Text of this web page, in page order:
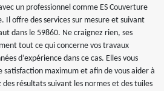
un professionnel comme ES Couverture
Il offre des services sur mesure et suivant
dans le 59860. Ne craignez rien, ses
tout ce qui concerne vos travaux
d’expérience dans ce cas. Elles vous
satisfaction maximum et afin de vous aider à
résultats suivant les normes et des tuiles